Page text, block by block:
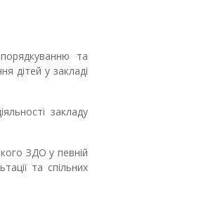
та
дітей у закладі
закладу
ЗДОу певній
та спільних